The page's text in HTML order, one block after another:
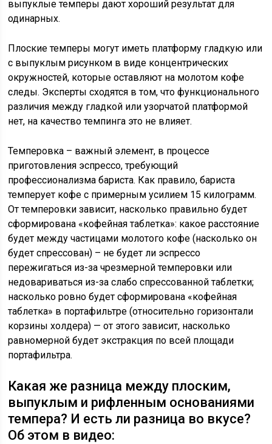
выпуклые темперы дают хороший результат для
одинарных.
Плоские темперы могут иметь платформу гладкую или
с выпуклым рисунком в виде концентрических
окружностей, которые оставляют на молотом кофе
следы. Эксперты сходятся в том, что функционального
различия между гладкой или узорчатой платформой
нет, на качество темпинга это не влияет.
Темперовка – важный элемент, в процессе
приготовления эспрессо, требующий
профессионализма бариста. Как правило, бариста
темперует кофе с примерным усилием 15 килограмм.
От темперовки зависит, насколько правильно будет
сформирована «кофейная таблетка»: какое расстояние
будет между частицами молотого кофе (насколько он
будет спрессован) – не будет ли эспрессо
пережигаться из-за чрезмерной темперовки или
недовариваться из-за слабо спрессованной таблетки;
насколько ровно будет сформирована «кофейная
таблетка» в портафильтре (относительно горизонтали
корзины холдера) — от этого зависит, насколько
равномерной будет экстракция по всей площади
портафильтра.
Какая же разница между плоским,
выпуклым и рифленным основаниями
темпера? И есть ли разница во вкусе?
Об этом в видео: